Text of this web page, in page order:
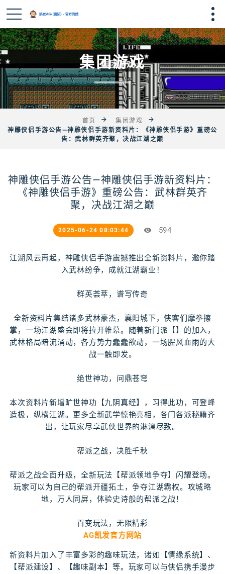
集团游戏
首页
集团游戏
神雕侠侣手游公告—神雕侠侣手游新资料片：《神雕侠侣手游》重磅公
告：武林群英齐聚，决战江湖之巅
神雕侠侣手游公告—神雕侠侣手游新资料片：
《神雕侠侣手游》重磅公告：武林群英齐
聚，决战江湖之巅
2025-06-24 08:03:44 594
江湖风云再起，神雕侠侣手游震撼推出全新资料片，邀你踏
入武林纷争，成就江湖霸业！
群英荟萃，谱写传奇
全新资料片集结诸多武林豪杰，襄阳城下，侠客们摩拳擦
掌，一场江湖盛会即将拉开帷幕。随着新门派【】的加入，
武林格局暗流涌动，各方势力蠢蠢欲动，一场腥风血雨的大
战一触即发。
绝世神功，问鼎苍穹
本次资料片新增旷世神功【九阴真经】，习得此功，可登峰
造极，纵横江湖。更多全新武学惊艳亮相，各门各派秘籍齐
出，让玩家尽享武侠世界的淋漓尽致。
帮派之战，决胜千秋
帮派之战全面升级，全新玩法【帮派领地争夺】闪耀登场。
玩家可以为自己的帮派开疆拓土，争夺江湖霸权。攻城略
地，万人同屏，体验史诗般的帮派之战！
百变玩法，无限精彩
AG凯发官方网站
新资料片加入了丰富多彩的趣味玩法，诸如【情缘系统】、
【帮派建设】、【趣味副本】等。玩家可以与侠侣携手漫步